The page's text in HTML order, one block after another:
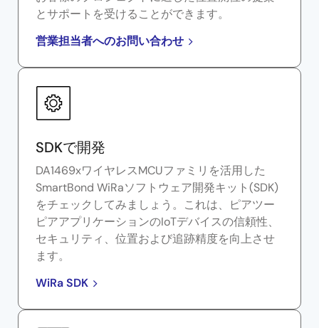
とサポートを受けることができます。
営業担当者へのお問い合わせ
SDKで開発
DA1469xワイヤレスMCUファミリを活用した
SmartBond WiRaソフトウェア開発キット(SDK)
をチェックしてみましょう。これは、ピアツー
ピアアプリケーションのIoTデバイスの信頼性、
セキュリティ、位置および追跡精度を向上させ
ます。
WiRa SDK